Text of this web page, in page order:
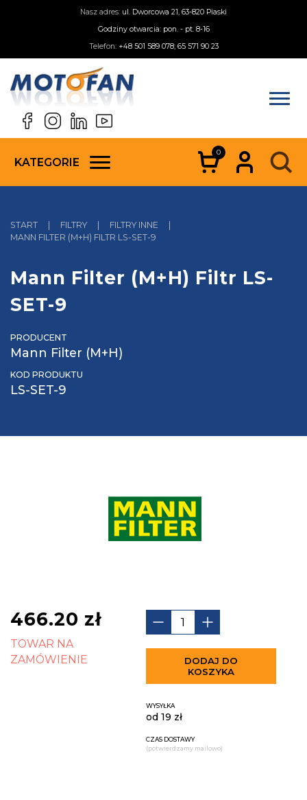
Nasz adres: ul. Dworcowa 21, 63-820 Piaski
Godziny otwarcia: pon. - pt. 8-16
Telefon: +48 501 589 078; 65 571 90 23
KATEGORIE
0
START | FILTRY | FILTRY INNE
|
MANN FILTER (M+H) FILTR LS-SET-9
Mann Filter (M+H) Filtr LS-
SET-9
PRODUCENT
Mann Filter (M+H)
KOD PRODUKTU
LS-SET-9
466.20 zł
TOWAR NA
ZAMÓWIENIE
DODAJ DO
KOSZYKA
WYSYŁKA
od 19 zł
CZAS DOSTAWY
(potwierdzamy mailowo)